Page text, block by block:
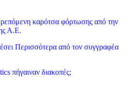
καρότσα φόρτωσης από την
Α.Ε.
Περισσότερα από τον συγγραφέα
πήγαιναν διακοπές;